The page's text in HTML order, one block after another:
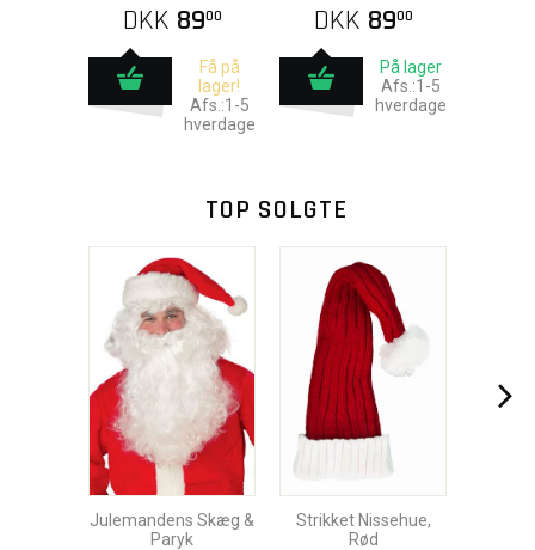
DKK 8900
Få på
lager!
Afs.:1-5
hverdage
DKK 8900
På lager
Afs.:1-5
hverdage
TOP SOLGTE
Julemandens Skæg &
Paryk
Strikket Nissehue,
Rød